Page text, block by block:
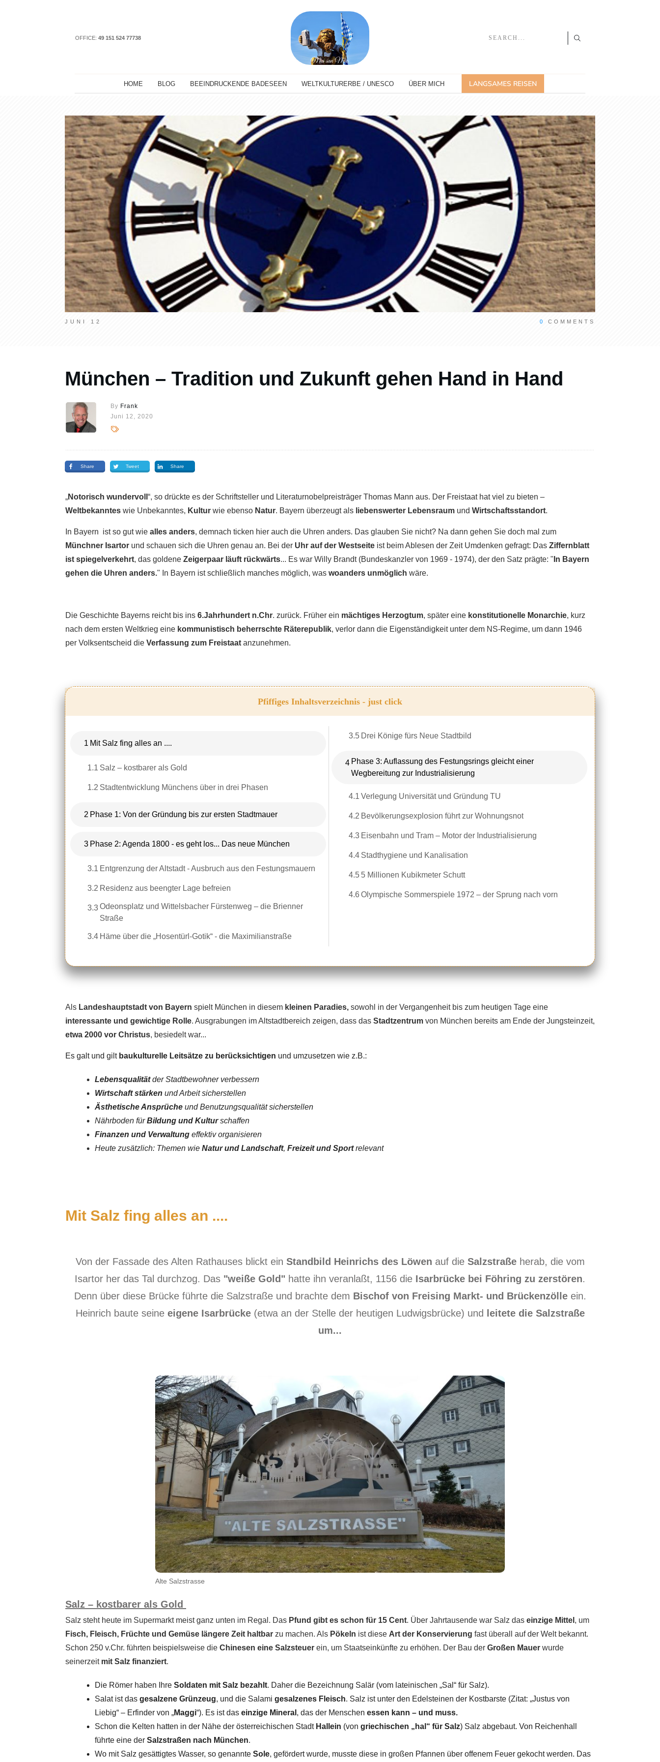
OFFICE: 49 151 524 77738
HOME BLOG BEEINDRUCKENDE BADESEEN WELTKULTURERBE / UNESCO ÜBER MICH LANGSAMES REISEN
JUNI 12 0 COMMENTS
München – Tradition und Zukunft gehen Hand in Hand
By Frank
Juni 12, 2020
Share Tweet Share
„Notorisch wundervoll “, so drückte es der Schriftsteller und Literaturnobelpreisträger Thomas Mann aus. Der Freistaat hat viel zu bieten –
Weltbekanntes wie Unbekanntes, Kultur wie ebenso Natur. Bayern überzeugt als liebenswerter Lebensraum und Wirtschaftsstandort.
In Bayern ist so gut wie alles anders, demnach ticken hier auch die Uhren anders. Das glauben Sie nicht? Na dann gehen Sie doch mal zum
Münchner Isartor und schauen sich die Uhren genau an. Bei der Uhr auf der Westseite ist beim Ablesen der Zeit Umdenken gefragt: Das Ziffernblatt
ist spiegelverkehrt, das goldene Zeigerpaar läuft rückwärts... Es war Willy Brandt (Bundeskanzler von 1969 - 1974), der den Satz prägte: " In Bayern
gehen die Uhren anders." In Bayern ist schließlich manches möglich, was woanders unmöglich wäre.
Die Geschichte Bayerns reicht bis ins 6.Jahrhundert n.Chr. zurück. Früher ein mächtiges Herzogtum, später eine konstitutionelle Monarchie, kurz
nach dem ersten Weltkrieg eine kommunistisch beherrschte Räterepublik, verlor dann die Eigenständigkeit unter dem NS-Regime, um dann 1946
per Volksentscheid die Verfassung zum Freistaat anzunehmen.
Pfiffiges Inhaltsverzeichnis - just click
1 Mit Salz fing alles an ....
1.1 Salz – kostbarer als Gold
1.2 Stadtentwicklung Münchens über in drei Phasen
2 Phase 1: Von der Gründung bis zur ersten Stadtmauer
3 Phase 2: Agenda 1800 - es geht los... Das neue München
3.1 Entgrenzung der Altstadt - Ausbruch aus den Festungsmauern
3.2 Residenz aus beengter Lage befreien
3.3Odeonsplatz und Wittelsbacher Fürstenweg – die Brienner
Straße
3.4 Häme über die „Hosentürl-Gotik“ - die Maximilianstraße
3.5 Drei Könige fürs Neue Stadtbild
4 Phase 3: Auflassung des Festungsrings gleicht einer
Wegbereitung zur Industrialisierung
4.1 Verlegung Universität und Gründung TU
4.2 Bevölkerungsexplosion führt zur Wohnungsnot
4.3 Eisenbahn und Tram – Motor der Industrialisierung
4.4 Stadthygiene und Kanalisation
4.5 5 Millionen Kubikmeter Schutt
4.6Olympische Sommerspiele 1972 – der Sprung nach vorn
Als Landeshauptstadt von Bayern spielt München in diesem kleinen Paradies, sowohl in der Vergangenheit bis zum heutigen Tage eine
interessante und gewichtige Rolle. Ausgrabungen im Altstadtbereich zeigen, dass das Stadtzentrum von München bereits am Ende der Jungsteinzeit,
etwa 2000 vor Christus, besiedelt war...
Es galt und gilt baukulturelle Leitsätze zu berücksichtigen und umzusetzen wie z.B.:
Lebensqualitätder Stadtbewohner verbessern
Wirtschaft stärken und Arbeit sicherstellen
Ästhetische Ansprüche und Benutzungsqualität sicherstellen
Nährboden fürBildung und Kulturschaffen
Finanzen und Verwaltung effektiv organisieren
Heute zusätzlich: Themen wie Natur und Landschaft, Freizeit und Sportrelevant
Mit Salz fing alles an ....
Von der Fassade des Alten Rathauses blickt ein Standbild Heinrichs des Löwen auf die Salzstraßeherab, die vom
Isartor her das Tal durchzog. Das "weiße Gold" hatte ihn veranlaßt, 1156 die Isarbrücke bei Föhring zu zerstören.
Denn über diese Brücke führte die Salzstraße und brachte dem Bischof von Freising Markt- und Brückenzölleein.
Heinrich baute seine eigene Isarbrücke(etwa an der Stelle der heutigen Ludwigsbrücke) und
leitete die Salzstraße
um...
Alte Salzstrasse
Salz – kostbarer als Gold
Salz steht heute im Supermarkt meist ganz unten im Regal. Das Pfund gibt es schon für 15 Cent. Über Jahrtausende war Salz das einzige Mittel , um
Fisch, Fleisch, Früchte und Gemüse längere Zeit haltbar zu machen. Als Pökeln ist diese Art der Konservierung fast überall auf der Welt bekannt.
Schon 250 v.Chr. führten beispielsweise die Chinesen eine Salzsteuer ein, um Staatseinkünfte zu erhöhen. Der Bau der Großen Mauer wurde
seinerzeitmit Salz finanziert.
Die Römer haben Ihre Soldaten mit Salz bezahlt. Daher die Bezeichnung Salär (vom lateinischen „Sal“ für Salz).
Salat ist das gesalzene Grünzeug, und die Salami gesalzenes Fleisch. Salz ist unter den Edelsteinen der Kostbarste (Zitat: „Justus von
Liebig“ – Erfinder von „Maggi“). Es ist das einzige Mineral , das der Menschen essen kann – und muss.
Schon die Kelten hatten in der Nähe der österreichischen StadtHallein (von griechischen „hal“ für Salz) Salz abgebaut. Von Reichenhall
führte eine der Salzstraßen nach München.
Wo mit Salz gesättigtes Wasser, so genannte Sole, gefördert wurde, musste diese in großen Pfannen über offenem Feuer gekocht werden. Das